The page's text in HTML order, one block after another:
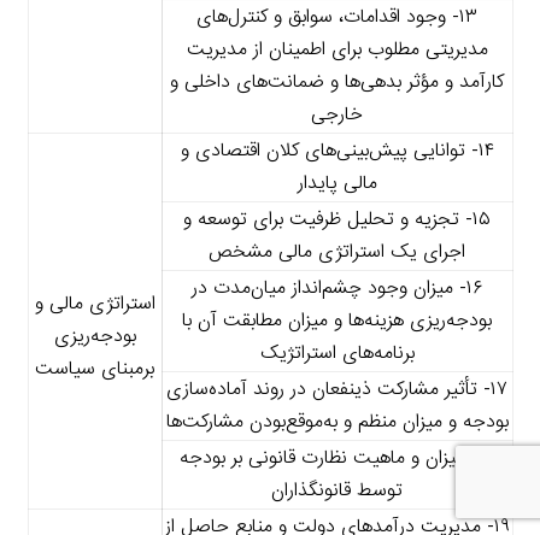
۱۳- وجود اقدامات، سوابق و کنترل‌های
مدیریتی مطلوب برای اطمینان از مدیریت
کارآمد و مؤثر بدهی‌ها و ضمانت‌های داخلی و
خارجی
۱۴- توانایی پیش‌بینی‌های کلان اقتصادی و
مالی پایدار
استراتژی مالی و
بودجه‌ریزی
برمبنای سیاست
۱۵- تجزیه و تحلیل ظرفیت برای توسعه و
اجرای یک استراتژی مالی مشخص
۱۶- میزان وجود چشم‌انداز میان‌مدت در
بودجه‌ریزی هزینه‌ها و میزان مطابقت آن با
برنامه‌های استراتژیک
۱۷- تأثیر مشارکت ذینفعان در روند آماده‌سازی
بودجه و میزان منظم و به‌موقع‌بودن مشارکت‌ها
۱۸- میزان و ماهیت نظارت قانونی بر بودجه
توسط قانونگذاران
۱۹- مدیریت درآمدهای دولت و منابع حاصل از